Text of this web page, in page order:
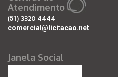
Atendimento
(51) 3320 4444
comercial@licitacao.net
Janela Social